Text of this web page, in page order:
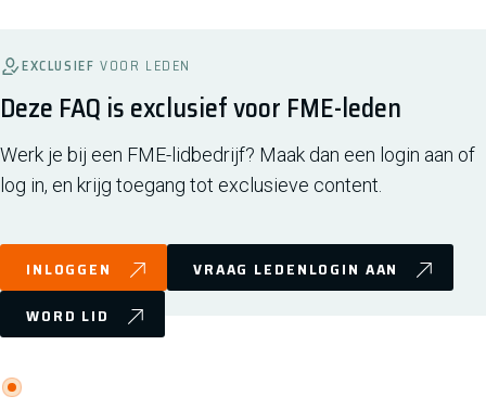
EXCLUSIEF VOOR LEDEN
Deze FAQ is exclusief voor FME-leden
Werk je bij een FME-lidbedrijf? Maak dan een login aan of
log in, en krijg toegang tot exclusieve content.
INLOGGEN
VRAAG LEDENLOGIN AAN
WORD LID